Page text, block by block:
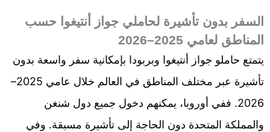
السفر بدون تأشيرة لحاملي جواز أنتيغوا حسب
المناطق لعامي 2025–2026
يتمتع حاملو جواز أنتيغوا وبربودا بإمكانية سفر واسعة بدون
تأشيرة عبر مختلف المناطق في العالم خلال عامي 2025–
2026. ففي أوروبا، يمكنهم دخول جميع دول شنغن
والمملكة المتحدة دون الحاجة إلى تأشيرة مسبقة. وفي